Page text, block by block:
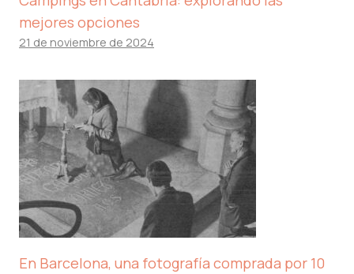
mejores opciones
21 de noviembre de 2024
En Barcelona, ​​una fotografía comprada por 10